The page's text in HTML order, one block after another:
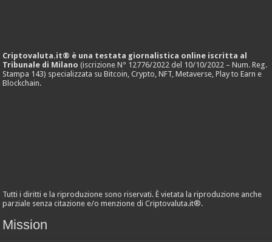
Criptovaluta.it® è una testata giornalistica online iscritta al
Tribunale di Milano (iscrizione N° 12776/2022 del 10/10/2022 – Num. Reg.
Stampa 143) specializzata su Bitcoin, Crypto, NFT, Metaverse, Play to Earn e
Blockchain.
Tutti i diritti e la riproduzione sono riservati. È vietata la riproduzione anche
parziale senza citazione e/o menzione di Criptovaluta.it®.
Mission